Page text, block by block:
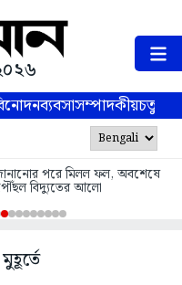
ব্যবসাসম্পাদকীয়
পরে মিলল ফল, অবশেষে
বিদ্যুতের আলো